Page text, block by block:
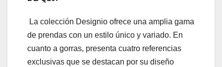
La colección Designio ofrece una amplia gama
de prendas con un estilo único y variado. En
cuanto a gorras, presenta cuatro referencias
exclusivas que se destacan por su diseño